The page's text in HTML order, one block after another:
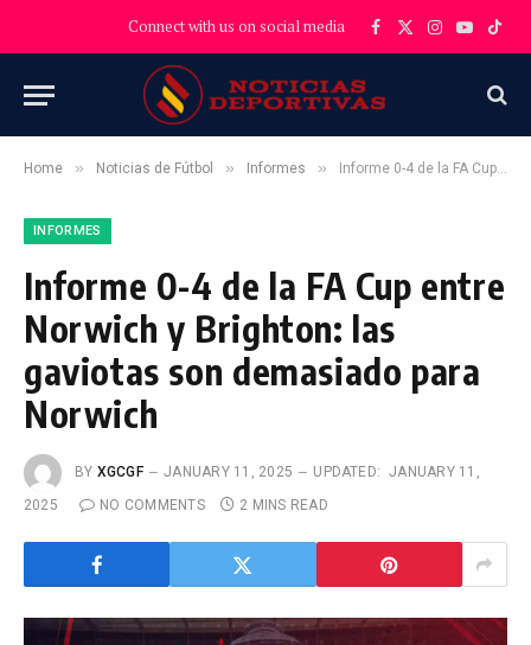
Connect with us on social media Facebook
X
Instagram
YouTube
Home » Noticias de Fútbol » Informes » Informe 0-4 de la FA Cup entre Norwich y Brighton: las gaviotas son demasiado para Norwich
INFORMES
Informe 0-4 de la FA Cup entre
Norwich y Brighton: las
gaviotas son demasiado para
Norwich
BY XGCGF JANUARY 11, 2025 UPDATED: JANUARY 11,
2025
NO COMMENTS 2 MINS READ